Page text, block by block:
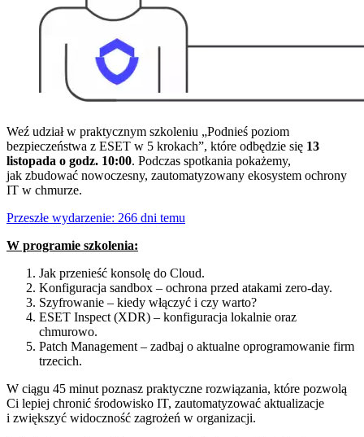
Weź udział w praktycznym szkoleniu „Podnieś poziom
bezpieczeństwa z ESET w 5 krokach”, które odbędzie się 13
listopada o godz. 10:00. Podczas spotkania pokażemy,
jak zbudować nowoczesny, zautomatyzowany ekosystem ochrony
IT w chmurze.
Przeszłe wydarzenie: 266 dni temu
W programie szkolenia:
Jak przenieść konsolę do Cloud.
Konfiguracja sandbox – ochrona przed atakami zero-day.
Szyfrowanie – kiedy włączyć i czy warto?
ESET Inspect (XDR) – konfiguracja lokalnie oraz
chmurowo.
Patch Management – zadbaj o aktualne oprogramowanie firm
trzecich.
W ciągu 45 minut poznasz praktyczne rozwiązania, które pozwolą
Ci lepiej chronić środowisko IT, zautomatyzować aktualizacje
i zwiększyć widoczność zagrożeń w organizacji.